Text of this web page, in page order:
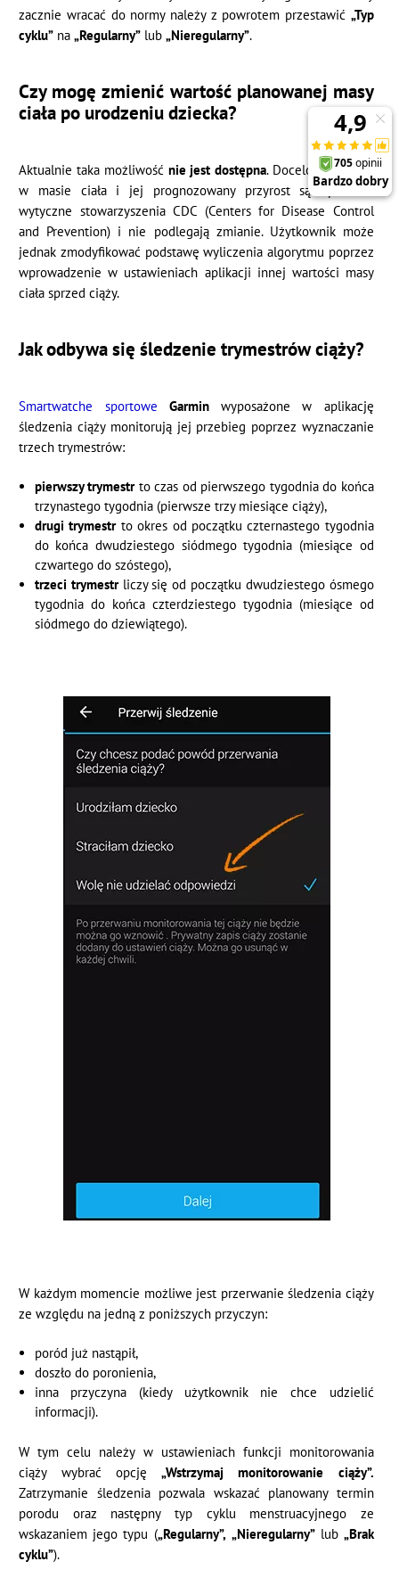
zacznie wracać do normy należy z powrotem przestawić „Typ
cyklu” na„Regularny” lub„Nieregularny”.
Czy mogę zmienić wartość planowanej masy
ciała po urodzeniu dziecka?
Aktualnie taka możliwość nie jest dostępna. Docelowe zmiany
w masie ciała i jej prognozowany przyrost są oparte o
wytyczne stowarzyszenia CDC (Centers for Disease Control
and Prevention) i nie podlegają zmianie. Użytkownik może
jednak zmodyfikować podstawę wyliczenia algorytmu poprzez
wprowadzenie w ustawieniach aplikacji innej wartości masy
ciała sprzed ciąży.
Jak odbywa się śledzenie trymestrów ciąży?
Smartwatche sportowe Garminwyposażone w aplikację
śledzenia ciąży monitorują jej przebieg poprzez wyznaczanie
trzech trymestrów:
pierwszy trymestrto czas od pierwszego tygodnia do końca
trzynastego tygodnia (pierwsze trzy miesiące ciąży),
drugi trymestrto okres od początku czternastego tygodnia
do końca dwudziestego siódmego tygodnia (miesiące od
czwartego do szóstego),
trzeci trymestrliczy się od początku dwudziestego ósmego
tygodnia do końca czterdziestego tygodnia (miesiące od
siódmego do dziewiątego).
W każdym momencie możliwe jest przerwanie śledzenia ciąży
ze względu na jedną z poniższych przyczyn:
poród już nastąpił,
doszło do poronienia,
inna przyczyna (kiedy użytkownik nie chce udzielić
informacji).
W tym celu należy w ustawieniach funkcji monitorowania
ciąży wybrać opcję„Wstrzymaj monitorowanie ciąży”.
Zatrzymanie śledzenia pozwala wskazać planowany termin
porodu oraz następny typ cyklu menstruacyjnego ze
wskazaniem jego typu („Regularny”, „Nieregularny”lub „Brak
cyklu”).